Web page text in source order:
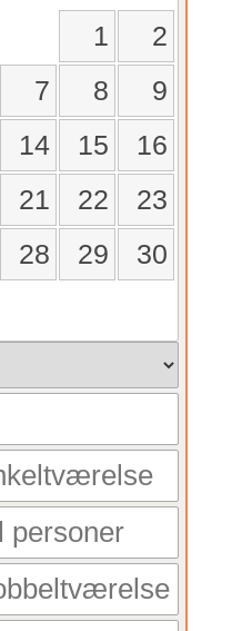
1
2
7 8
9
14 15
16
21 22
23
28 29
30